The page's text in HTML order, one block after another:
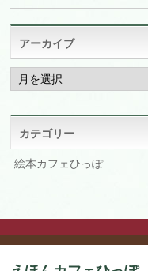
アーカイブ
ア
ー
カ
カテゴリー
絵本カフェひっぽ